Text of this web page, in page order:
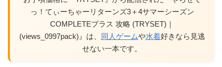
っ！てぃーちゃーリターンズ3＋4サマーシーズン
COMPLETEプラス 攻略 (TRYSET)｜
(views_0997pack)』は、 同人ゲームや水着好きなら見逃
せない一本です。